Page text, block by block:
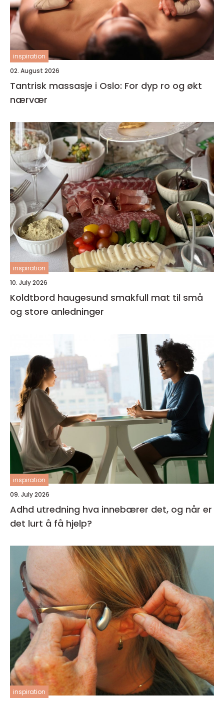
inspiration
02. August 2026
Tantrisk massasje i Oslo: For dyp ro og økt
nærvær
inspiration
10. July 2026
Koldtbord haugesund smakfull mat til små
og store anledninger
inspiration
09. July 2026
Adhd utredning hva innebærer det, og når er
det lurt å få hjelp?
inspiration